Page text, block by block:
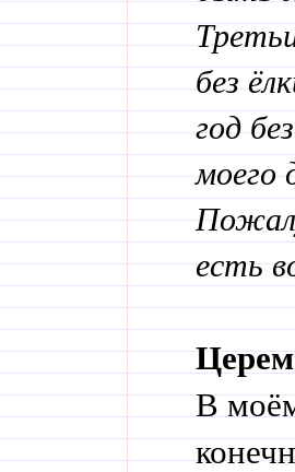
без
год
моего
есть
В